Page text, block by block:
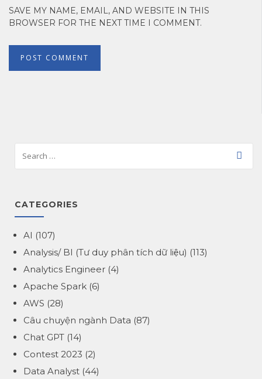
SAVE MY NAME, EMAIL, AND WEBSITE IN THIS
BROWSER FOR THE NEXT TIME I COMMENT.
CATEGORIES
AI (107)
Analysis/ BI (Tư duy phân tích dữ liệu) (113)
Analytics Engineer (4)
Apache Spark (6)
AWS (28)
Câu chuyện ngành Data (87)
Chat GPT (14)
Contest 2023 (2)
Data Analyst (44)